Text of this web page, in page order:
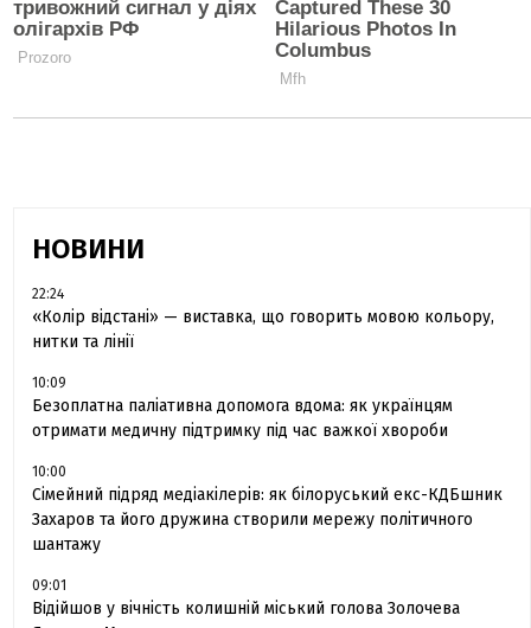
НОВИНИ
22:24
«Колір відстані» — виставка, що говорить мовою кольору,
нитки та лінії
10:09
Безоплатна паліативна допомога вдома: як українцям
отримати медичну підтримку під час важкої хвороби
10:00
Сімейний підряд медіакілерів: як білоруський екс-КДБшник
Захаров та його дружина створили мережу політичного
шантажу
09:01
Відійшов у вічність колишній міський голова Золочева